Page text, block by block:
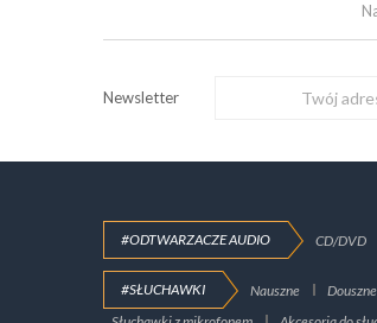
Newsletter
#ODTWARZACZE AUDIO CD/DVD
#SŁUCHAWKI Nauszne Douszne